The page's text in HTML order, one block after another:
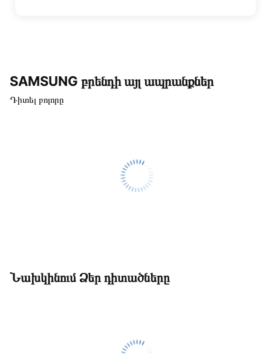
SAMSUNG բրենդի այլ ապրանքներ
Դիտել բոլորը
Նախկինում Ձեր դիտածները